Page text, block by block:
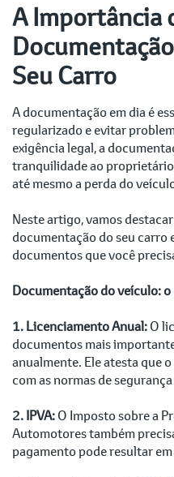
A Importância
Seu Carro
A documentação em dia é
regularizado e evitar
exigência legal, a
tranquilidade ao
até mesmo a perda do
Neste artigo, vamos
documentação do seu carro
documentos que você
Documentação do veículo:
1. Licenciamento Anual:O
documentos mais
anualmente. Ele atesta que
com as normas de
2. IPVA:O Imposto sobre a
Automotores também
pagamento pode resultar